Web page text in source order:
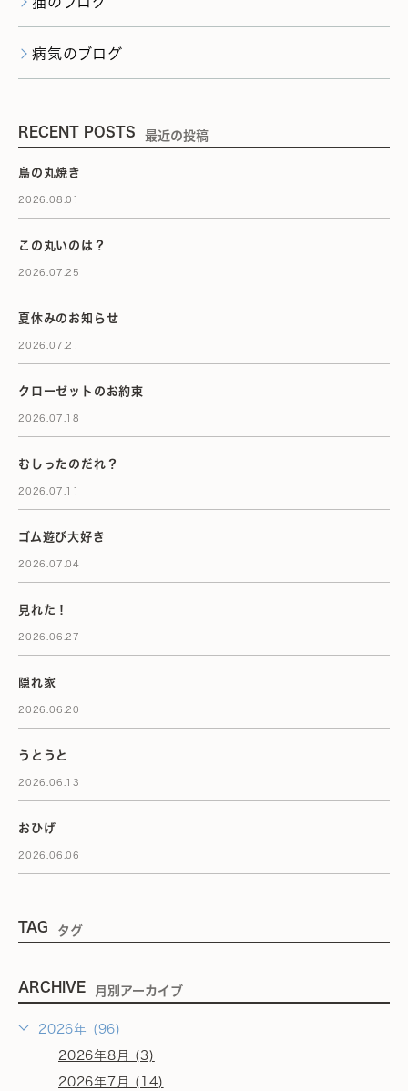
病気のブログ
RECENT POSTS 最近の投稿
鳥の丸焼き
2026.08.01
この丸いのは？
2026.07.25
夏休みのお知らせ
2026.07.21
クローゼットのお約束
2026.07.18
むしったのだれ？
2026.07.11
ゴム遊び大好き
2026.07.04
見れた！
2026.06.27
隠れ家
2026.06.20
うとうと
2026.06.13
おひげ
2026.06.06
TAG タグ
ARCHIVE 月別アーカイブ
2026年 (96)
2026年8月 (3)
2026年7月 (14)